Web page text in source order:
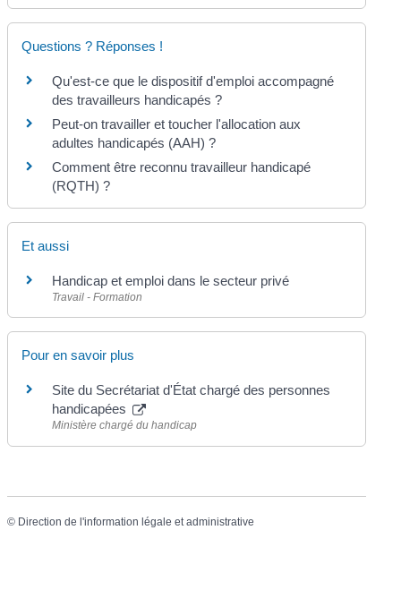
Questions ? Réponses !
Qu'est-ce que le dispositif d'emploi accompagné
des travailleurs handicapés ?
Peut-on travailler et toucher l'allocation aux
adultes handicapés (AAH) ?
Comment être reconnu travailleur handicapé
(RQTH) ?
Et aussi
Handicap et emploi dans le secteur privé
Travail - Formation
Pour en savoir plus
Site du Secrétariat d'État chargé des personnes
handicapées
Ministère chargé du handicap
© Direction de l'information légale et administrative